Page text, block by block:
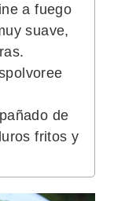
a fuego
suave,
de
fritos y